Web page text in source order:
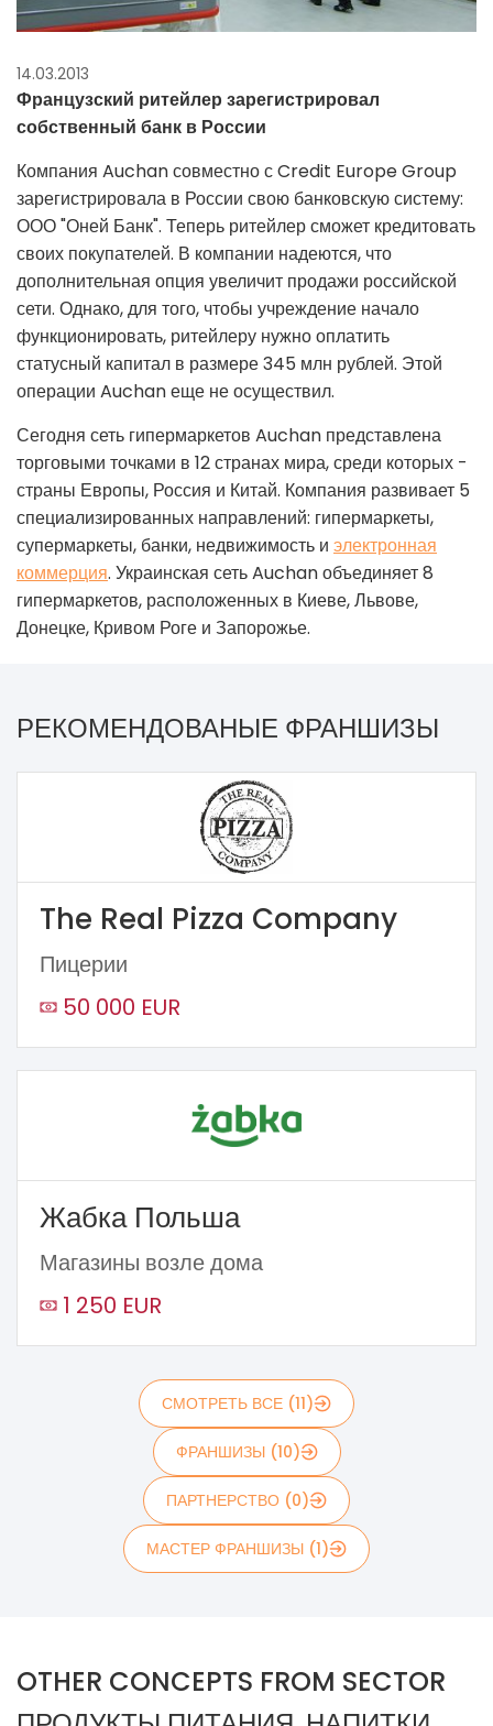
14.03.2013
Французский ритейлер зарегистрировал
собственный банк в России
Компания Auchan совместно с Credit Europe Group
зарегистрировала в России свою банковскую систему:
ООО "Оней Банк". Теперь ритейлер сможет кредитовать
своих покупателей. В компании надеются, что
дополнительная опция увеличит продажи российской
сети. Однако, для того, чтобы учреждение начало
функционировать, ритейлеру нужно оплатить
статусный капитал в размере 345 млн рублей. Этой
операции Auchan еще не осуществил.
Сегодня сеть гипермаркетов Auchan представлена ​​
торговыми точками в 12 странах мира, среди которых -
страны Европы, Россия и Китай. Компания развивает 5
специализированных направлений: гипермаркеты,
супермаркеты, банки, недвижимость и электронная
коммерция. Украинская сеть Auchan объединяет 8
гипермаркетов, расположенных в Киеве, Львове,
Донецке, Кривом Роге и Запорожье.
РЕКОМЕНДОВАНЫЕ ФРАНШИЗЫ
The Real Pizza Company
Пицерии
50 000 EUR
Жабка Польша
Магазины возле дома
1 250 EUR
СМОТРЕТЬ ВСЕ (11)
ФРАНШИЗЫ (10)
ПАРТНЕРСТВО (0)
МАСТЕР ФРАНШИЗЫ (1)
OTHER CONCEPTS FROM SECTOR